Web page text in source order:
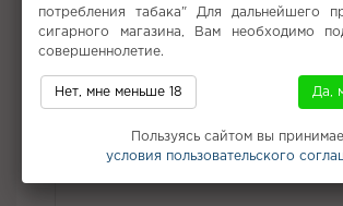
Важное: Тщательно встряхните флакон
Не забудьте купить
потребления табака" Для дальнейшего
сигарного магазина, Вам необходимо
совершеннолетие.
Нет, мне меньше 18 Да,
Пользуясь сайтом вы
условия пользовательского